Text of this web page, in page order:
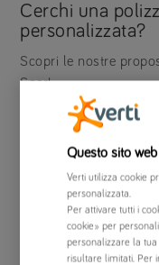
Cerchi una
personalizzata?
Scopri le nostre
Spark.
Garanzie accessorie
Scopri come
garanzie accessorie
Scopri le garanzie
Offerte disponibili
Scopri le offerte di
Scopri le offerte
Assicurazione a rate
Questo sito
Verti utilizza cookie
personalizzata.
Per attivare tutti i
cookie» per
personalizzare la
risultare limitati. Per